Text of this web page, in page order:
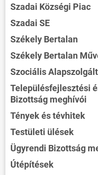
Szadai Községi Piac
Szadai SE
Székely Bertalan
Székely Bertalan
Szociális
Településfejlesztési
Bizottság meghívói
Tények és tévhitek
Testületi ülések
Ügyrendi Bizottság
Útépítések